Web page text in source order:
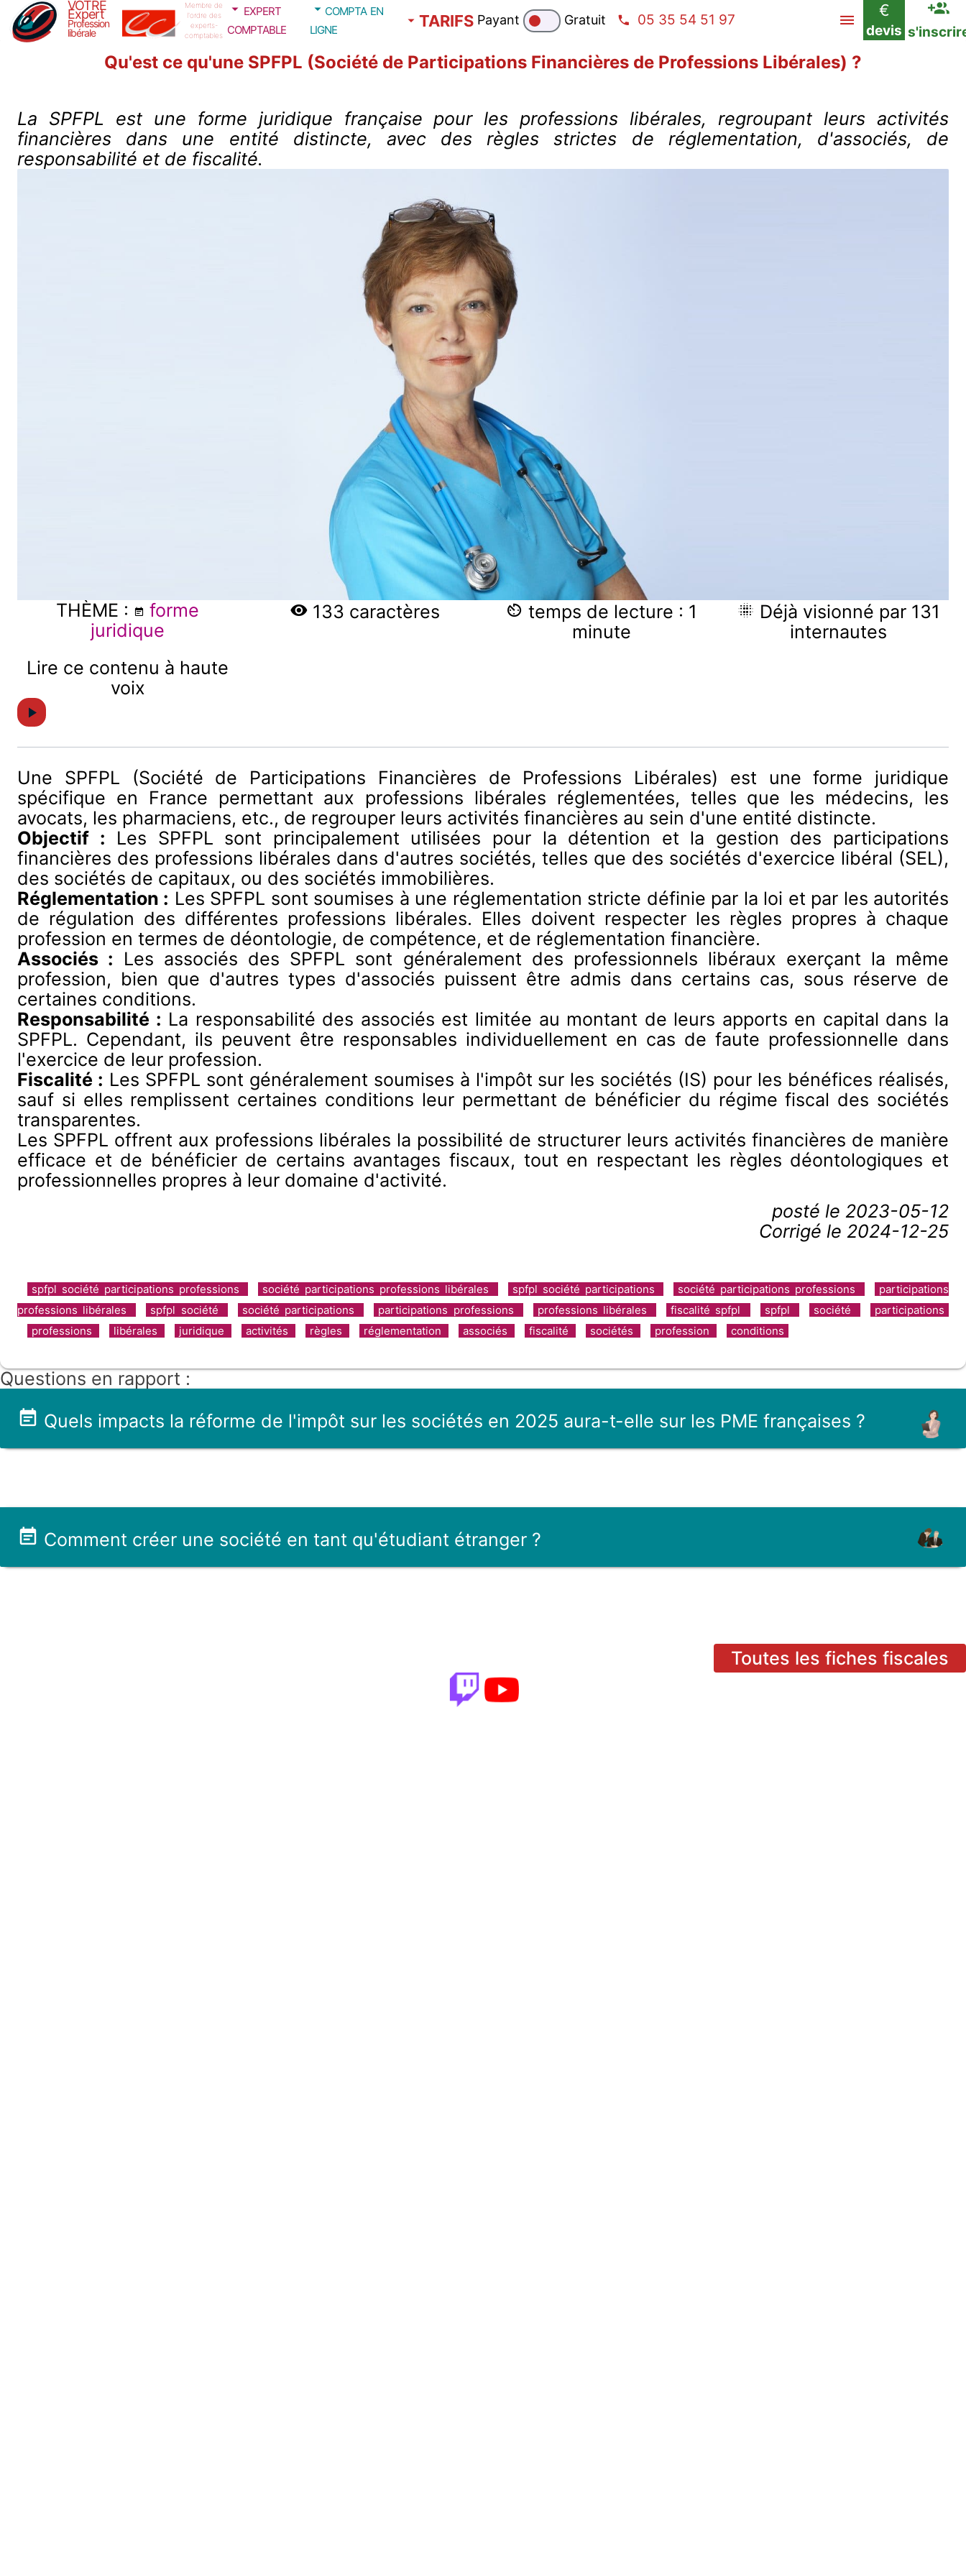
VOTRE
Expert
Profession
libérale
Membre de
l'ordre des
experts-
comptables
expert
comptable
compta en
ligne
TARIFS Payant Gratuit 05 35 54 51 97
€
devis
Qu'est ce qu'une SPFPL (Société de Participations Financières de Professions Libérales) ?
La SPFPL est une forme juridique française pour les professions libérales, regroupant leurs activités
financières dans une entité distincte, avec des règles strictes de réglementation, d'associés, de
responsabilité et de fiscalité.
THÈME :
forme
juridique
133 caractères
temps de lecture : 1
minute
Déjà visionné par 131
internautes
Lire ce contenu à haute
voix
Une SPFPL (Société de Participations Financières de Professions Libérales) est une forme juridique
spécifique en France permettant aux professions libérales réglementées, telles que les médecins, les
avocats, les pharmaciens, etc., de regrouper leurs activités financières au sein d'une entité distincte.
Objectif : Les SPFPL sont principalement utilisées pour la détention et la gestion des participations
financières des professions libérales dans d'autres sociétés, telles que des sociétés d'exercice libéral (SEL),
des sociétés de capitaux, ou des sociétés immobilières.
Réglementation : Les SPFPL sont soumises à une réglementation stricte définie par la loi et par les autorités
de régulation des différentes professions libérales. Elles doivent respecter les règles propres à chaque
profession en termes de déontologie, de compétence, et de réglementation financière.
Associés : Les associés des SPFPL sont généralement des professionnels libéraux exerçant la même
profession, bien que d'autres types d'associés puissent être admis dans certains cas, sous réserve de
certaines conditions.
Responsabilité : La responsabilité des associés est limitée au montant de leurs apports en capital dans la
SPFPL. Cependant, ils peuvent être responsables individuellement en cas de faute professionnelle dans
l'exercice de leur profession.
Fiscalité : Les SPFPL sont généralement soumises à l'impôt sur les sociétés (IS) pour les bénéfices réalisés,
sauf si elles remplissent certaines conditions leur permettant de bénéficier du régime fiscal des sociétés
transparentes.
Les SPFPL offrent aux professions libérales la possibilité de structurer leurs activités financières de manière
efficace et de bénéficier de certains avantages fiscaux, tout en respectant les règles déontologiques et
professionnelles propres à leur domaine d'activité.
posté le 2023-05-12
Corrigé le 2024-12-25
spfpl société participations professions société participations professions libérales spfpl société participations société participations professions
participations
professions libérales
spfpl société société participations participations professions professions libérales fiscalité spfpl spfpl société
participations
professions
libérales juridique activités règles réglementation associés fiscalité sociétés profession conditions
Questions en rapport :
Quels impacts la réforme de l'impôt sur les sociétés en 2025 aura-t-elle sur les PME françaises ?
Comment créer une société en tant qu'étudiant étranger ?
Toutes les fiches fiscales